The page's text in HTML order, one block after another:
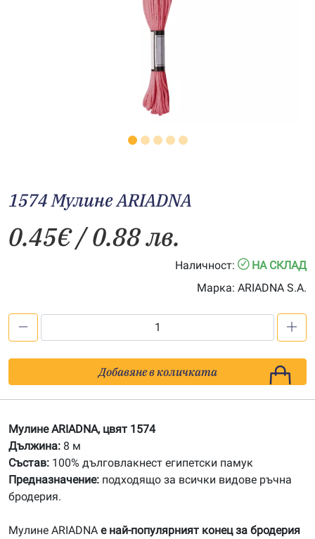
1574 Мулине АRIADNA
0.45€/ 0.88 лв.
Наличност:
НА СКЛАД
Марка: ARIADNA S.A.
Мулине
АRIADNA
Добавяне в количката
Мулине ARIADNA, цвят 1574
Дължина: 8 м
Състав: 100% дълговлакнест египетски памук
Предназначение: подходящо за всички видове ръчна
бродерия.
Мулине ARIADNA е най-популярният конец за бродерия